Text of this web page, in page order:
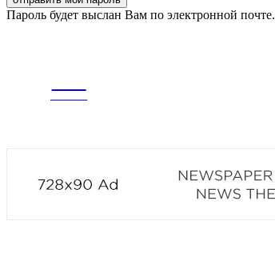
Пароль будет выслан Вам по электронной почте.
news